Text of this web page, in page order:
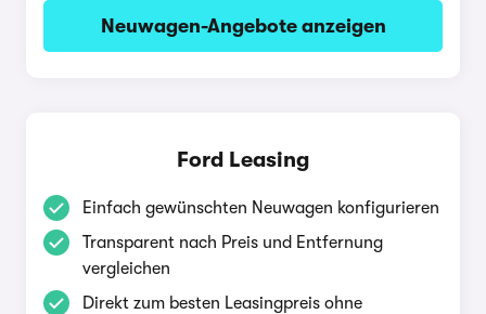
Neuwagen-Angebote anzeigen
Ford Leasing
Einfach gewünschten Neuwagen konfigurieren
Transparent nach Preis und Entfernung
vergleichen
Direkt zum besten Leasingpreis ohne